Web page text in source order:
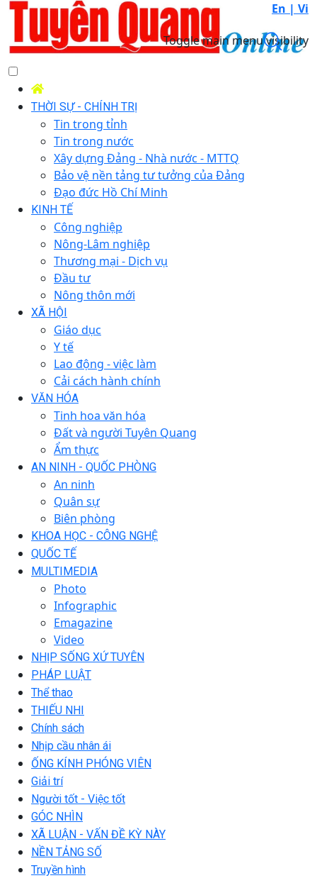
En | Vi
Toggle main menu visibility
THỜI SỰ - CHÍNH TRỊ
Tin trong tỉnh
Tin trong nước
Xây dựng Đảng - Nhà nước - MTTQ
Bảo vệ nền tảng tư tưởng của Đảng
Đạo đức Hồ Chí Minh
KINH TẾ
Công nghiệp
Nông-Lâm nghiệp
Thương mại - Dịch vụ
Đầu tư
Nông thôn mới
XÃ HỘI
Giáo dục
Y tế
Lao động - việc làm
Cải cách hành chính
VĂN HÓA
Tinh hoa văn hóa
Đất và người Tuyên Quang
Ẩm thực
AN NINH - QUỐC PHÒNG
An ninh
Quân sự
Biên phòng
KHOA HỌC - CÔNG NGHỆ
QUỐC TẾ
MULTIMEDIA
Photo
Infographic
Emagazine
Video
NHỊP SỐNG XỨ TUYÊN
PHÁP LUẬT
Thể thao
THIẾU NHI
Chính sách
Nhịp cầu nhân ái
ỐNG KÍNH PHÓNG VIÊN
Giải trí
Người tốt - Việc tốt
GÓC NHÌN
XÃ LUẬN - VẤN ĐỀ KỲ NÀY
NỀN TẢNG SỐ
Truyền hình